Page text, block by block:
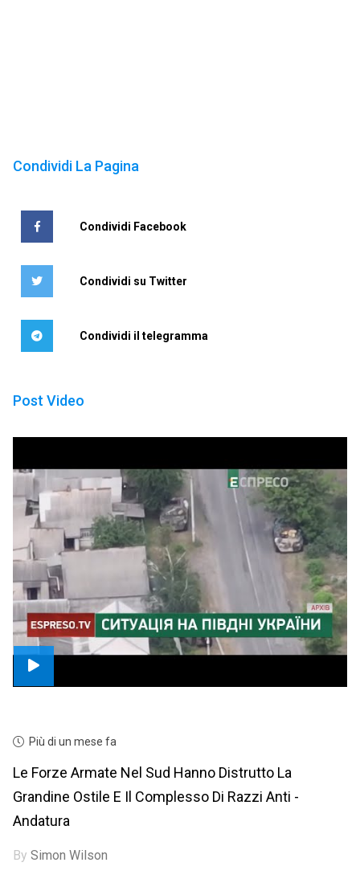
Condividi La Pagina
Condividi Facebook
Condividi su Twitter
Condividi il telegramma
Post Video
Più di un mese fa
Le Forze Armate Nel Sud Hanno Distrutto La
Grandine Ostile E Il Complesso Di Razzi Anti -
Andatura
BySimon Wilson